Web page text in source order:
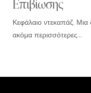
Επιβίωσης
Κεφάλαιο ντεκαπάζ. Μια
ακόμα περισσότερες…